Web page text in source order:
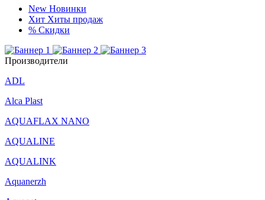
New Новинки
Хит Хиты продаж
% Скидки
Производители
ADL
Alca Plast
AQUAFLAX NANO
AQUALINE
AQUALINK
Aquanerzh